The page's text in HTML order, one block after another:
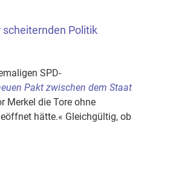
scheiternden Politik
SPD-
Pakt zwischen dem Staat
Merkel die Tore ohne
hätte.« Gleichgültig, ob